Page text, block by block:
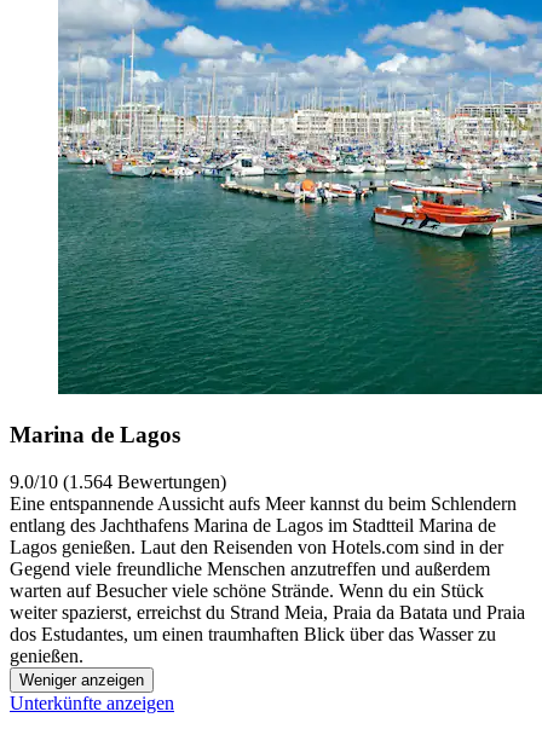
Marina de Lagos
9.0/10 (1.564 Bewertungen)
Eine entspannende Aussicht aufs Meer kannst du beim Schlendern
entlang des Jachthafens Marina de Lagos im Stadtteil Marina de
Lagos genießen. Laut den Reisenden von Hotels.com sind in der
Gegend viele freundliche Menschen anzutreffen und außerdem
warten auf Besucher viele schöne Strände. Wenn du ein Stück
weiter spazierst, erreichst du Strand Meia, Praia da Batata und Praia
dos Estudantes, um einen traumhaften Blick über das Wasser zu
genießen.
Weniger anzeigen
Unterkünfte anzeigen